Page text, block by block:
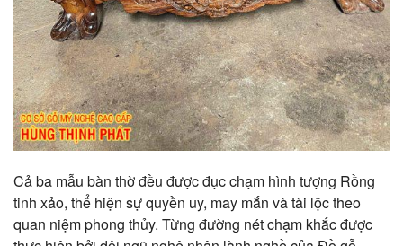
Cả ba mẫu bàn thờ đều được đục chạm hình tượng Rồng
tinh xảo, thể hiện sự quyền uy, may mắn và tài lộc theo
quan niệm phong thủy. Từng đường nét chạm khắc được